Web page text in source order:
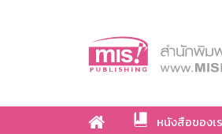
หนังสือของเ